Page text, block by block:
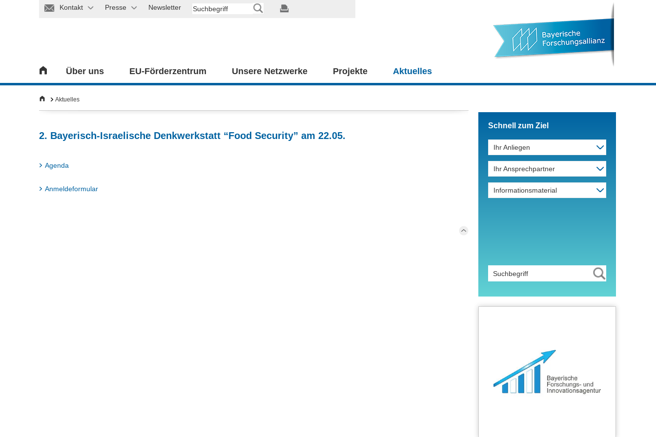
Kontakt Presse Newsletter
Über uns EU-Förderzentrum Unsere Netzwerke Projekte Aktuelles
Aktuelles
2. Bayerisch-Israelische Denkwerkstatt “Food Security” am 22.05.
Agenda
Anmeldeformular
Schnell zum Ziel
Ihr Anliegen
Ihr Ansprechpartner
Informationsmaterial